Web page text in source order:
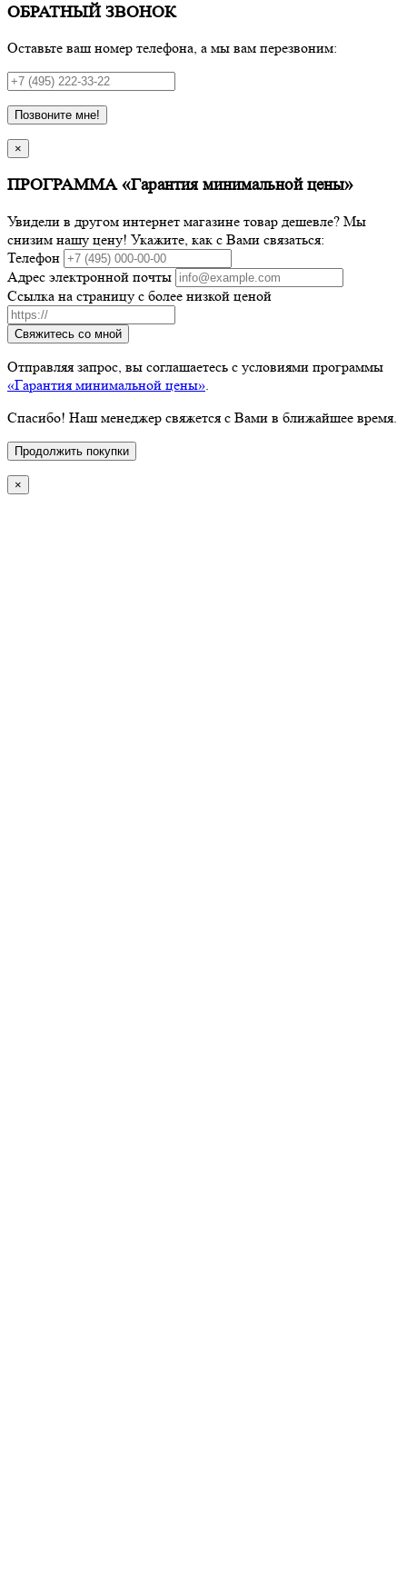
ОБРАТНЫЙ ЗВОНОК
Оставьте ваш номер телефона, а мы вам перезвоним:
Позвоните мне!
×
ПРОГРАММА «Гарантия минимальной цены»
Увидели в другом интернет магазине товар дешевле? Мы
снизим нашу цену! Укажите, как с Вами связаться:
Телефон
Адрес электронной почты
Ссылка на страницу с более низкой ценой
Свяжитесь со мной
Отправляя запрос, вы соглашаетесь с условиями программы
«Гарантия минимальной цены»
Спасибо! Наш менеджер свяжется с Вами в ближайшее время.
Продолжить покупки
×